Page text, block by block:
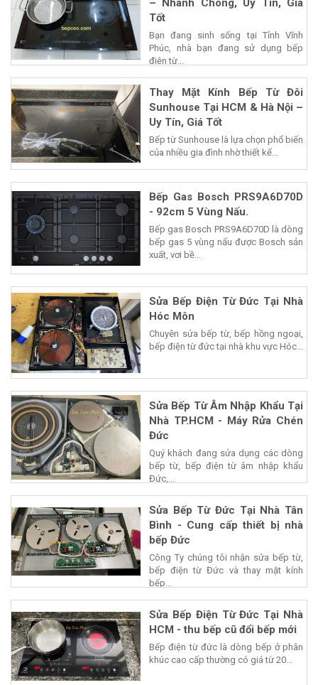
– Nhanh Chóng, Uy Tín, Giá
Tốt
Bạn đang sinh sống tại Tỉnh Vĩnh
Phúc, nhà bạn đang sử dụng bếp
điện từ...
Thay Mặt Kính Bếp Từ Đôi
Sunhouse Tại HCM & Hà Nội –
Uy Tín, Giá Tốt
Bếp từ Sunhouse là lựa chọn phổ biến
của nhiều gia đình nhờ thiết kế...
Bếp Gas Bosch PRS9A6D70D
- 92cm 5 Vùng Nấu.
Bếp gas Bosch PRS9A6D70D là dòng
bếp gas 5 vùng nấu được Bosch sản
xuất, vơi bề...
Sửa Bếp Điện Từ Đức Tại Nhà
Hóc Môn
Chuyên sửa bếp từ, bếp hồng ngoại,
bếp điện từ đức tại nhà khu vực Hóc...
Sửa Bếp Từ Âm Nhập Khẩu Tại
Nhà TP.HCM - Máy Rửa Chén
Đức
Quý khách đang sửa dụng các dòng
bếp từ, bếp điện từ âm nhập khẩu
Đức,...
Sửa Bếp Từ Đức Tại Nhà Tân
Bình - Cung cấp thiết bị nhà
bếp Đức
Công Ty chúng tôi nhận sửa bếp từ,
bếp điện từ Đức và thay mặt kính
bếp...
Sửa Bếp Điện Từ Đức Tại Nhà
HCM - thu bếp cũ đổi bếp mới
Bếp điện từ đức là dòng bếp ở phân
khúc cao cấp thường có giá từ 20...